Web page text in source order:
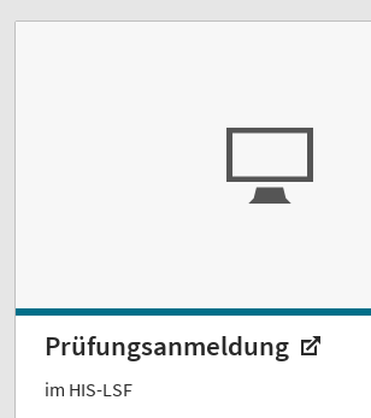
Prüfungsanmeldung
im HIS-LSF